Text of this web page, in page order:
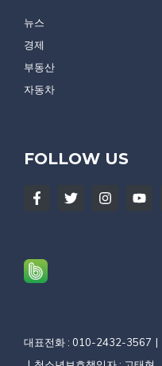
뉴스
경제
부동산
자동차
FOLLOW US
대표전화 : 010-2432-3567